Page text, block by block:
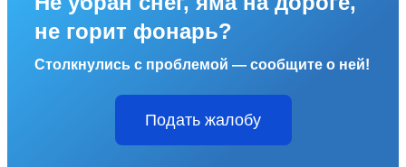
не горит фонарь?
Столкнулись с проблемой — сообщите о ней!
Подать жалобу